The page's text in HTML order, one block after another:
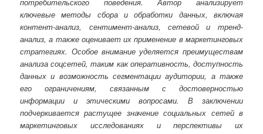
ключевые методы сбора и обработки данных, включая
контент-анализ, сентимент-анализ, сетевой и тренд-
анализ, а также оценивает их применение в маркетинговых
стратегиях. Особое внимание уделяется преимуществам
анализа соцсетей, таким как оперативность, доступность
данных и возможность сегментации аудитории, а также
его ограничениям, связанным с достоверностью
информации и этическими вопросами. В заключении
подчеркивается растущее значение социальных сетей в
маркетинговых исследованиях и перспективы их